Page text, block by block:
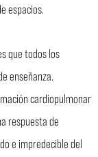
espacios.
que todos los
enseñanza.
cardiopulmonar
respuesta de
e impredecible del